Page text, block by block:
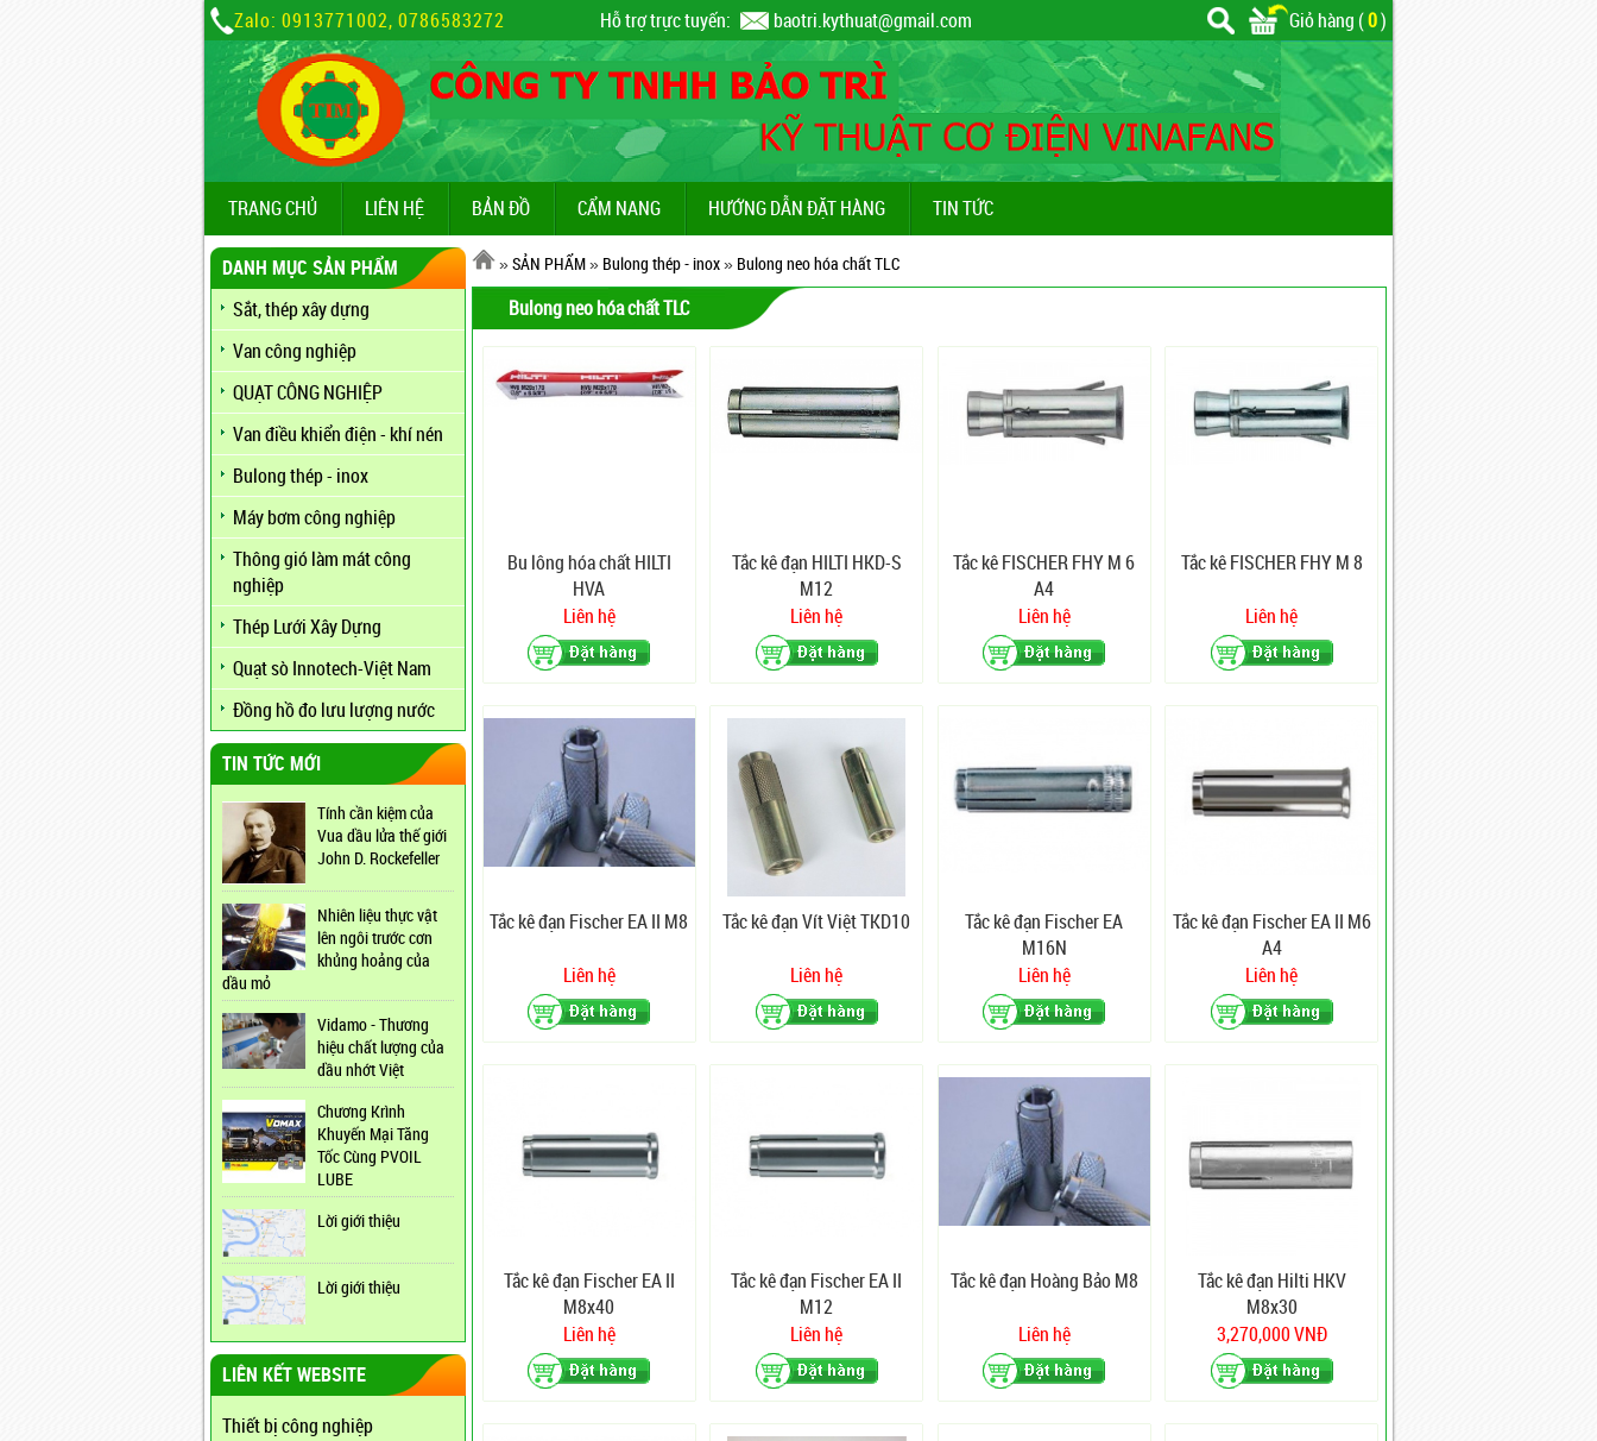
Zalo: 0913771002, 0786583272 Hỗ trợ trực tuyến: baotri.kythuat@gmail.com Giỏ hàng (0)
TRANG CHỦ LIÊN HỆ BẢN ĐỒ CẨM NANG HƯỚNG DẪN ĐẶT HÀNG TIN TỨC
DANH MỤC SẢN PHẨM
Sắt, thép xây dựng
Van công nghiệp
QUẠT CÔNG NGHIỆP
Van điều khiển điện - khí nén
Bulong thép - inox
Máy bơm công nghiệp
Thông gió làm mát công
nghiệp
Thép Lưới Xây Dựng
Quạt sò Innotech-Việt Nam
Đồng hồ đo lưu lượng nước
TIN TỨC MỚI
Tính cần kiệm của
Vua dầu lửa thế giới
John D. Rockefeller
Nhiên liệu thực vật
lên ngôi trước cơn
khủng hoảng của
dầu mỏ
Vidamo - Thương
hiệu chất lượng của
dầu nhớt Việt
Chương Krình
Khuyến Mại Tăng
Tốc Cùng PVOIL
LUBE
Lời giới thiệu
Lời giới thiệu
LIÊN KẾT WEBSITE
Thiết bị công nghiệp
»SẢN PHẨM» Bulong thép - inox» Bulong neo hóa chất TLC
Bulong neo hóa chất TLC
Bu lông hóa chất HILTI
HVA
Liên hệ
Tắc kê đạn HILTI HKD-S
M12
Liên hệ
Tắc kê FISCHER FHY M 6
A4
Liên hệ
Tắc kê FISCHER FHY M 8
Liên hệ
Tắc kê đạn Fischer EA II M8
Liên hệ
Tắc kê đạn Vít Việt TKD10
Liên hệ
Tắc kê đạn Fischer EA
M16N
Liên hệ
Tắc kê đạn Fischer EA II M6
A4
Liên hệ
Tắc kê đạn Fischer EA II
M8x40
Liên hệ
Tắc kê đạn Fischer EA II
M12
Liên hệ
Tắc kê đạn Hoàng Bảo M8
Liên hệ
Tắc kê đạn Hilti HKV
M8x30
3,270,000 VNĐ